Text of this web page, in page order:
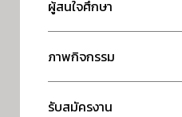
ผู้สนใจศึกษา
ภาพกิจกรรม
รับสมัครงาน